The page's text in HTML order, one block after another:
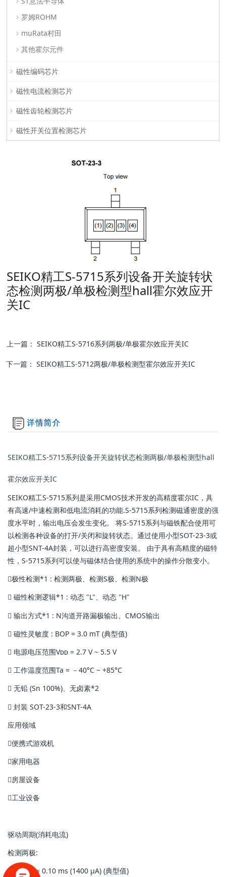
罗姆ROHM
muRata村田
其他霍尔元件
磁性编码芯片
磁性电流检测芯片
磁性齿轮检测芯片
磁性开关位置检测芯片
SEIKO精工S-5715系列设备开关旋转状
态检测两极/单极检测型hall霍尔效应开
关IC
上一篇：SEIKO精工S-5716系列两极/单极霍尔效应开关IC
下一篇：SEIKO精工S-5712两极/单极检测型霍尔效应开关IC
SEIKO精工S-5715系列设备开关旋转状态检测两极/单极检测型hall
霍尔效应开关IC
SEIKO精工S-5715系列是采用CMOS技术开发的高精度霍尔IC，具
有高速/中速检测和低电流消耗的功能.S-5715系列检测磁通密度的强
度水平时，输出电压会发生变化。 将S-5715系列与磁铁配合使用可
以检测各种设备的打开/关闭和旋转状态。通过使用小型SOT-23-3或
超小型SNT-4A封装，可以进行高密度安装。 由于具有高精度的磁特
性，S-5715系列可以使与磁体结合使用的系统中的操作分散变小。
极性检测*1 : 检测两极、检测S极、检测N极
 磁性检测逻辑*1 : 动态 "L"、动态 "H"
 输出方式*1 : N沟道开路漏极输出、CMOS输出
 磁性灵敏度 : BOP = 3.0 mT (典型值)
 电源电压范围Vdd = 2.7 V ~ 5.5 V
 工作温度范围Ta = －40°C ~ +85°C
 无铅 (Sn 100%)、无卤素*2
 封装 SOT-23-3和SNT-4A
应用领域
便携式游戏机
家用电器
房屋设备
工业设备
驱动周期(消耗电流)
检测两极:
tcycle = 0.10 ms (1400 µA) (典型值)